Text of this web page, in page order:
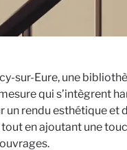
sur-Eure, une
qui s’intègrent
un rendu esthétique
en ajoutant une